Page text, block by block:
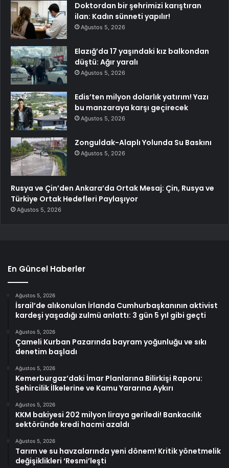
Doktordan bir şehrimizi karıştıran
ilan: Kadın sünneti yapılır!
Ağustos 5, 2026
Elazığ’da 17 yaşındaki kız balkondan
düştü: Ağır yaralı
Ağustos 5, 2026
Edis’ten milyon dolarlık yatırım! Yazı
bu manzaraya karşı geçirecek
Ağustos 5, 2026
Zonguldak-Alaplı Yolunda Su Baskını
Ağustos 5, 2026
Rusya ve Çin’den Ankara’da Ortak Mesaj: Çin, Rusya ve
Türkiye Ortak Hedefleri Paylaşıyor
Ağustos 5, 2026
En Güncel Haberler
Ağustos 5, 2026
İsrail’de alıkonulan İrlanda Cumhurbaşkanının aktivist
kardeşi yaşadığı zulmü anlattı: 3 gün 5 yıl gibi geçti
Ağustos 5, 2026
Çameli Kurban Pazarında bayram yoğunluğu ve sıkı
denetim başladı
Ağustos 5, 2026
Kemerburgaz’daki İmar Planlarına Bilirkişi Raporu:
Şehircilik İlkelerine ve Kamu Yararına Aykırı
Ağustos 5, 2026
KKM bakiyesi 202 milyon liraya geriledi! Bankacılık
sektöründe kredi hacmi azaldı
Ağustos 5, 2026
Tarım ve su havzalarında yeni dönem! Kritik yönetmelik
değişiklikleri ‘Resmi’leşti